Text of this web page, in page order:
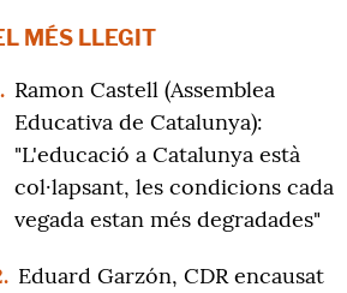
MÉS LLEGIT
Ramon Castell (Assemblea
Educativa de Catalunya):
"L'educació a Catalunya està
col·lapsant, les condicions cada
vegada estan més degradades"
Eduard Garzón, CDR encausat